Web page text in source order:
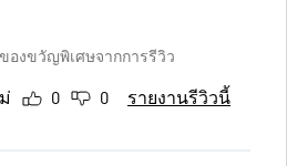
องขวัญพิเศษจากการรีวิว
0 0 รายงานรีวิวนี้